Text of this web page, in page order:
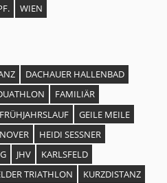
WIEN
DACHAUER HALLENBAD
FAMILIÄR
FRÜHJAHRSLAUF
GEILE MEILE
HEIDI SESSNER
JHV
KARLSFELD
TRIATHLON
KURZDISTANZ